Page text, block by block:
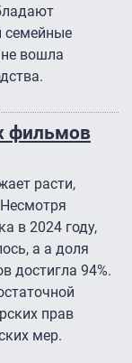
семейные
вошла
фильмов
расти,
в 2024 году,
а а доля
достигла 94%.
прав
мер.